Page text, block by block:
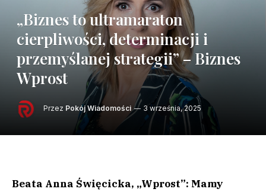
„Biznes to ultramaraton
cierpliwości, determinacji i
przemyślanej strategii” – Biznes
Wprost
Przez Pokój Wiadomości 3 września, 2025
Beata Anna Święcicka, „Wprost”: Mamy